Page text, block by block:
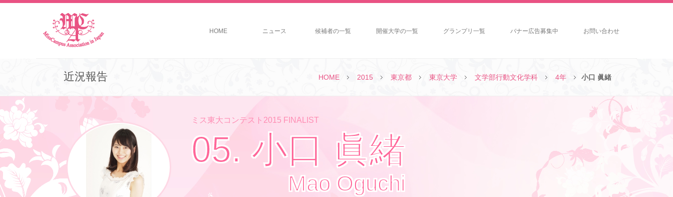
HOME ニュース 候補者の一覧 開催大学の一覧 グランプリ一覧 バナー広告募集中 お問い合わせ
HOME 2015 東京都 東京大学 文学部行動文化学科 4年 小口 眞緒
近況報告
ミス東大コンテスト2015 FINALIST
05. 小口 眞緒
Mao Oguchi